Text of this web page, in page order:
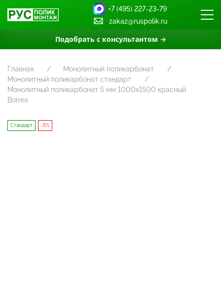
Подобрать с консультантом →
+7 (495) 227-23-79
zakaz@ruspolik.ru
Главная
Монолитный поликарбонат
Монолитный поликарбонат стандарт
Монолитный поликарбонат 5 мм 1000х1500 красный
Borrex
Стандарт -5%